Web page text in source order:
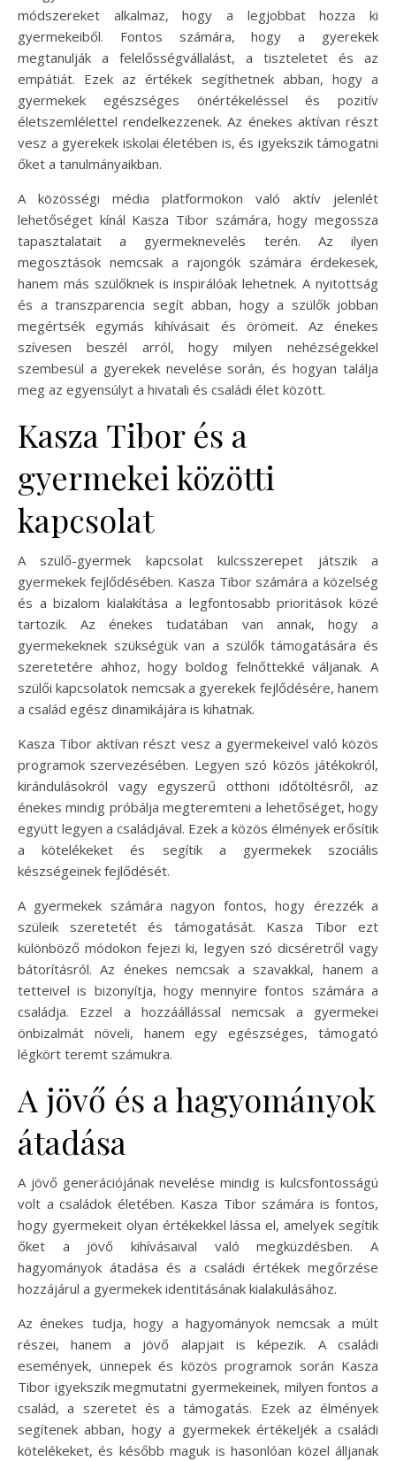
módszereket alkalmaz, hogy a legjobbat hozza ki
gyermekeiből. Fontos számára, hogy a gyerekek
megtanulják a felelősségvállalást, a tiszteletet és az
empátiát. Ezek az értékek segíthetnek abban, hogy a
gyermekek egészséges önértékeléssel és pozitív
életszemlélettel rendelkezzenek. Az énekes aktívan részt
vesz a gyerekek iskolai életében is, és igyekszik támogatni
őket a tanulmányaikban.
A közösségi média platformokon való aktív jelenlét
lehetőséget kínál Kasza Tibor számára, hogy megossza
tapasztalatait a gyermeknevelés terén. Az ilyen
megosztások nemcsak a rajongók számára érdekesek,
hanem más szülőknek is inspirálóak lehetnek. A nyitottság
és a transzparencia segít abban, hogy a szülők jobban
megértsék egymás kihívásait és örömeit. Az énekes
szívesen beszél arról, hogy milyen nehézségekkel
szembesül a gyerekek nevelése során, és hogyan találja
meg az egyensúlyt a hivatali és családi élet között.
Kasza Tibor és a
gyermekei közötti
kapcsolat
A szülő-gyermek kapcsolat kulcsszerepet játszik a
gyermekek fejlődésében. Kasza Tibor számára a közelség
és a bizalom kialakítása a legfontosabb prioritások közé
tartozik. Az énekes tudatában van annak, hogy a
gyermekeknek szükségük van a szülők támogatására és
szeretetére ahhoz, hogy boldog felnőttekké váljanak. A
szülői kapcsolatok nemcsak a gyerekek fejlődésére, hanem
a család egész dinamikájára is kihatnak.
Kasza Tibor aktívan részt vesz a gyermekeivel való közös
programok szervezésében. Legyen szó közös játékokról,
kirándulásokról vagy egyszerű otthoni időtöltésről, az
énekes mindig próbálja megteremteni a lehetőséget, hogy
együtt legyen a családjával. Ezek a közös élmények erősítik
a kötelékeket és segítik a gyermekek szociális
készségeinek fejlődését.
A gyermekek számára nagyon fontos, hogy érezzék a
szüleik szeretetét és támogatását. Kasza Tibor ezt
különböző módokon fejezi ki, legyen szó dicséretről vagy
bátorításról. Az énekes nemcsak a szavakkal, hanem a
tetteivel is bizonyítja, hogy mennyire fontos számára a
családja. Ezzel a hozzáállással nemcsak a gyermekei
önbizalmát növeli, hanem egy egészséges, támogató
légkört teremt számukra.
A jövő és a hagyományok
átadása
A jövő generációjának nevelése mindig is kulcsfontosságú
volt a családok életében. Kasza Tibor számára is fontos,
hogy gyermekeit olyan értékekkel lássa el, amelyek segítik
őket a jövő kihívásaival való megküzdésben. A
hagyományok átadása és a családi értékek megőrzése
hozzájárul a gyermekek identitásának kialakulásához.
Az énekes tudja, hogy a hagyományok nemcsak a múlt
részei, hanem a jövő alapjait is képezik. A családi
események, ünnepek és közös programok során Kasza
Tibor igyekszik megmutatni gyermekeinek, milyen fontos a
család, a szeretet és a támogatás. Ezek az élmények
segítenek abban, hogy a gyermekek értékeljék a családi
kötelékeket, és később maguk is hasonlóan közel álljanak